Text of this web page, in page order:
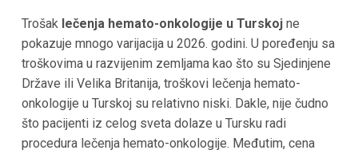
Trošak lečenja hemato-onkologije u Turskojne
pokazuje mnogo varijacija u 2026. godini. U poređenju sa
troškovima u razvijenim zemljama kao što su Sjedinjene
Države ili Velika Britanija, troškovi lečenja hemato-
onkologije u Turskoj su relativno niski. Dakle, nije čudno
što pacijenti iz celog sveta dolaze u Tursku radi
procedura lečenja hemato-onkologije. Međutim, cena